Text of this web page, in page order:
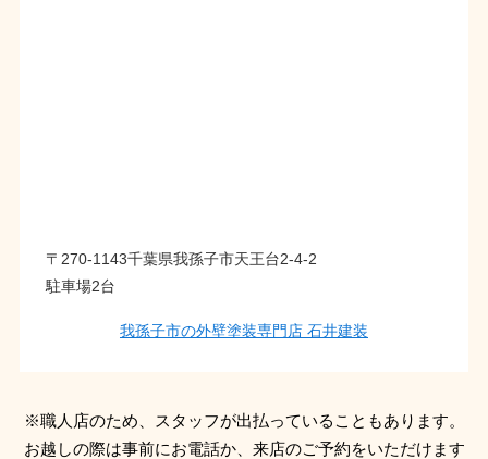
〒270-1143千葉県我孫子市天王台2-4-2
駐車場2台
我孫子市の外壁塗装専門店 石井建装
※職人店のため、スタッフが出払っていることもあります。
お越しの際は事前にお電話か、来店のご予約をいただけます